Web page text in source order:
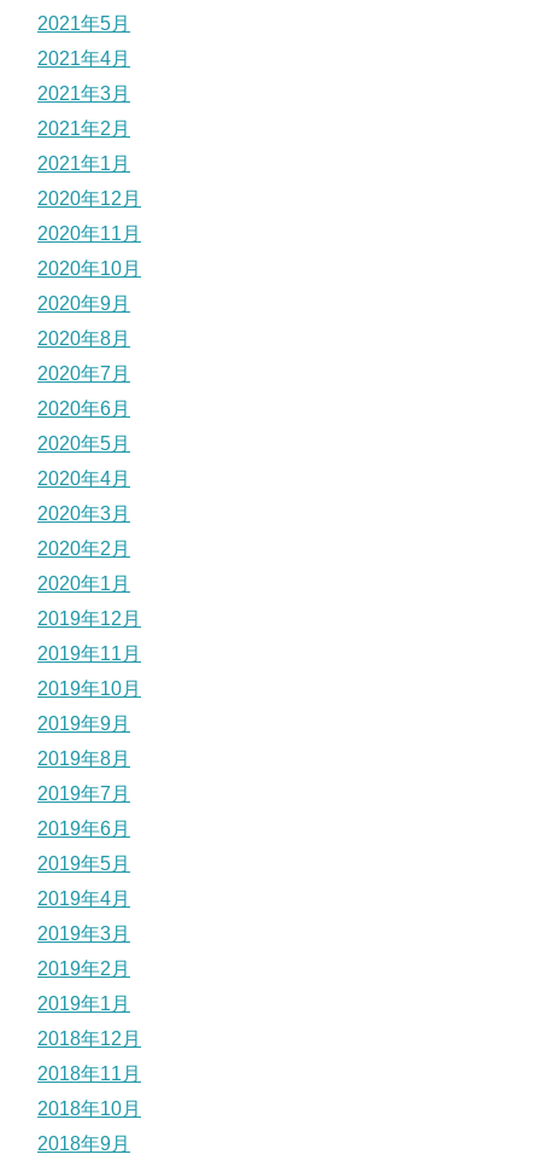
2021年5月
2021年4月
2021年3月
2021年2月
2021年1月
2020年12月
2020年11月
2020年10月
2020年9月
2020年8月
2020年7月
2020年6月
2020年5月
2020年4月
2020年3月
2020年2月
2020年1月
2019年12月
2019年11月
2019年10月
2019年9月
2019年8月
2019年7月
2019年6月
2019年5月
2019年4月
2019年3月
2019年2月
2019年1月
2018年12月
2018年11月
2018年10月
2018年9月